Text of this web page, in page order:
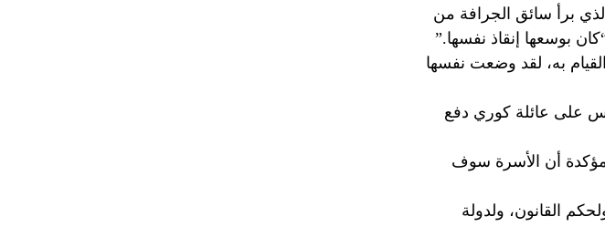
برأ سائق الجرافة من
بوسعها إنقاذ نفسها.”
به، لقد وضعت نفسها
على عائلة كوري دفع
أن الأسرة سوف
القانون، ولدولة